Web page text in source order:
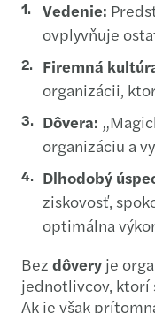
Vedenie:
ovplyvňuje
Firemná
organizácii,
Dôvera:
organizáciu a
Dlhodobý
ziskovosť,
optimálna
Bez dôvery je
jednotlivcov, ktorí
Ak je však